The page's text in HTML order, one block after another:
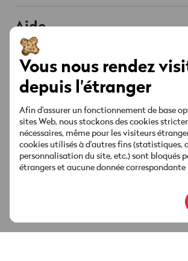
Prepaid
Smartphones
Offres & Promos
Abos Internet
Abos TV
Téléphonie fixe
Liste des chaînes
Offres & Promos
Aide
Mobile & Roaming
Internet & TV
Compte & Réglages
Sécurité & Facture
Guides & téléchargements
À propos de Wingo
Contact
Points de vente
MyWingo
À propos
Médias & actualités
Socials
Vous nous rendez
depuis l'étranger
Afin d'assurer un fonctionnement de base
sites Web, nous stockons des cookies
nécessaires, même pour les visiteurs
cookies utilisés à d'autres fins (statistiques,
personnalisation du site, etc.) sont bloqués
étrangers et aucune donnée
Chat
Red est connectée